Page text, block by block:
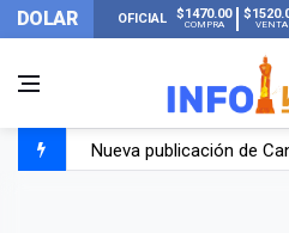
DOLAR OFICIAL $1470.00
COMPRA VENTA
Nueva publicación de
Un joven murió